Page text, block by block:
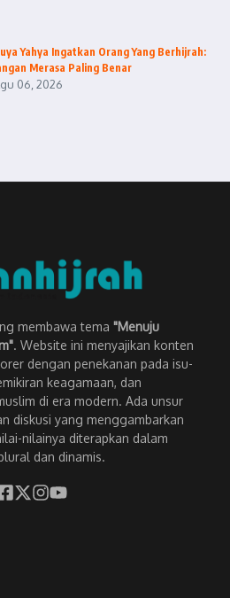
Yahya Ingatkan Orang Yang Berhijrah:
Merasa Paling Benar
06, 2026
membawa tema "Menuju
. Website ini menyajikan konten
dengan penekanan pada isu-
keagamaan, dan
di era modern. Ada unsur
diskusi yang menggambarkan
nilainya diterapkan dalam
dan dinamis.